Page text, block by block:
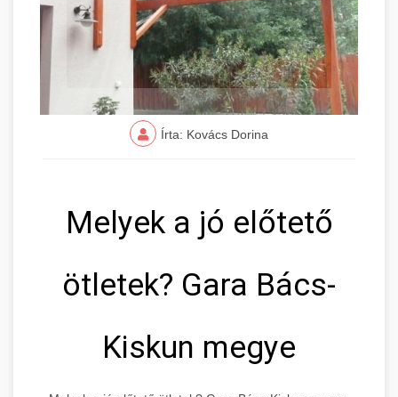
Írta: Kovács Dorina
Melyek a jó előtető
ötletek? Gara Bács-
Kiskun megye